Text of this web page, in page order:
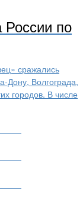
по
сражались
Дону, Волгограда,
городов. В числе